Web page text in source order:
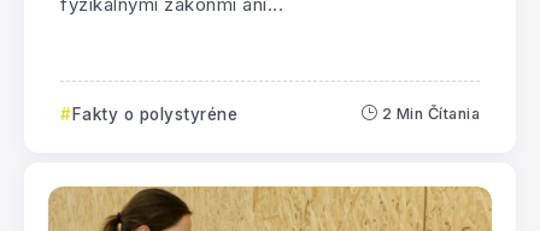
Fakty o polystyréne 2 Min Čítania